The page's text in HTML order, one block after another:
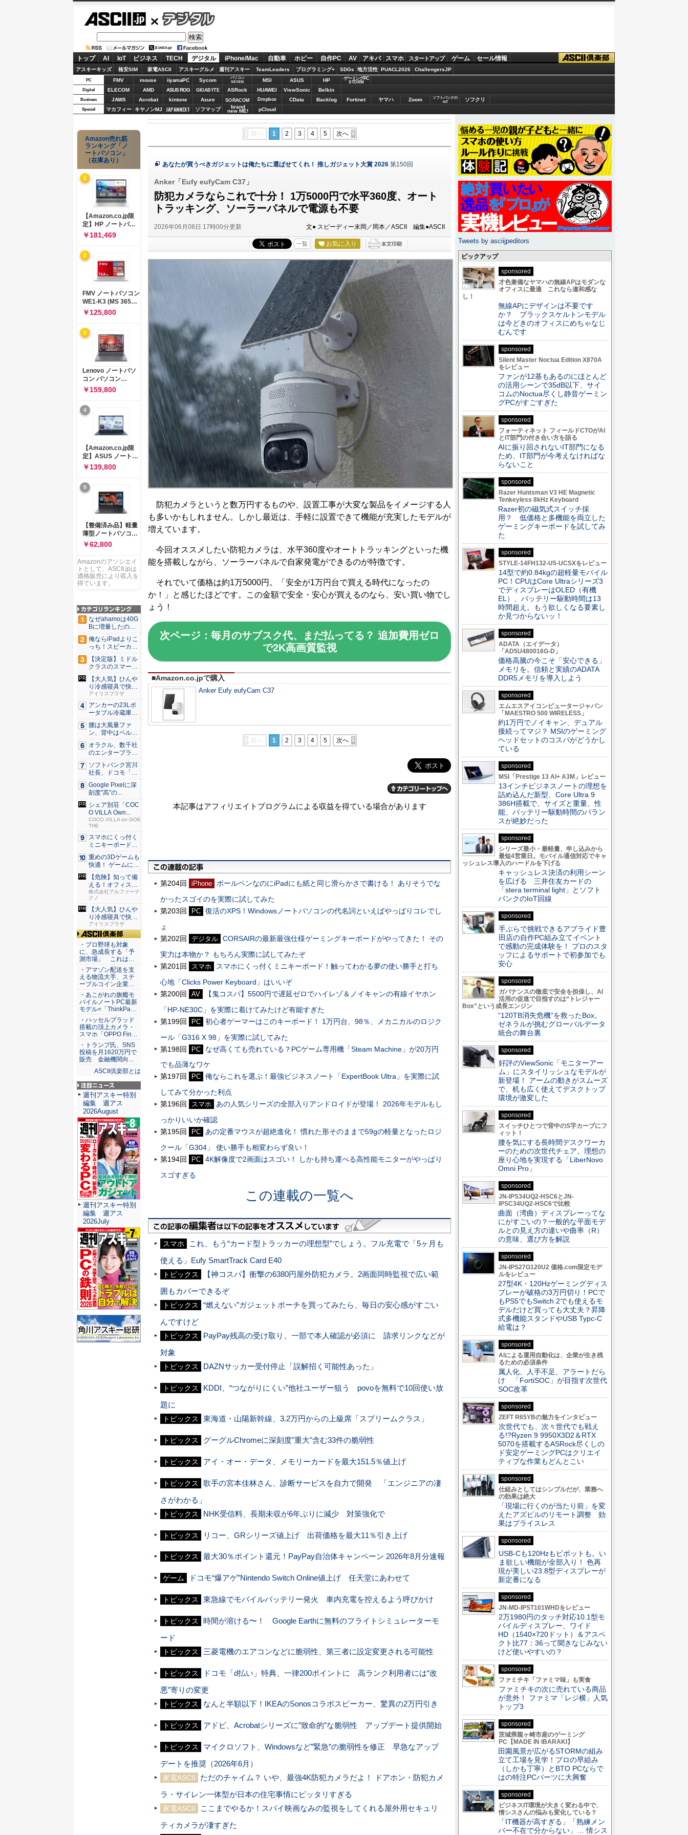
デジタル
トップ AI IoT ビジネス TECH デジタル iPhone/Mac 自動車 ホビー 自作PC AV アキバ スマホ スタートアップ ゲーム セール情報
アスキーキッズ 格安SIM 家電ASCII アスキーグルメ 週刊アスキー TeamLeaders プログラミング+ SDGs 地方活性 PUACL2026 ChallengersJP
PC FMV mouse iiyamaPC Sycom
パソコン
SEVEN
MSI ASUS HP ゲーミングPC
STORM
Digital ELECOM AMD ASUS ROG GIGABYTE ASRock HUAWEI ViewSonic Belkin
Business JAWS Acrobat kintone Azure SORACOM Dropbox CData Backlog Fortinet ヤマハ Zoom
ソフトバンクの
IoT
ソフクリ
Special マカフィー キヤノンMJ JAPANNEXT ソフマップ brand
new ME! pCloud
前へ 1 2 3 4 5 次へ
あなたが買うべきガジェットは俺たちに選ばせてくれ！ 推しガジェット大賞 2026 第150回
Anker「Eufy eufyCam C37」
防犯カメラならこれで十分！ 1万5000円で水平360度、オート
トラッキング、ソーラーパネルで電源も不要
2026年06月08日 17時00分更新 文● スピーディー末岡／岡本／ASCII 編集●ASCII
一覧 お気に入り
防犯カメラというと数万円するものや、設置工事が大変な製品をイメージする人
も多いかもしれません。しかし最近は、手軽に設置できて機能が充実したモデルが
増えています。
今回オススメしたい防犯カメラは、水平360度やオートトラッキングといった機
能を搭載しながら、ソーラーパネルで自家発電ができるのが特徴です。
それでいて価格は約1万5000円。「安全が1万円台で買える時代になったの
か！」と感じたほどです。この金額で安全・安心が買えるのなら、安い買い物でし
ょう！
次ページ：毎月のサブスク代、まだ払ってる？ 追加費用ゼロ
で2K高画質監視
■Amazon.co.jpで購入
Anker Eufy eufyCam C37
前へ 1 2 3 4 5 次へ
本記事はアフィリエイトプログラムによる収益を得ている場合があります
第204回 iPhone
ボールペンなのにiPadにも紙と同じ滑らかさで書ける！ ありそうでな
かったスゴイのを実際に試してみた
第203回
PC 復活のXPS！Windowsノートパソコンの代名詞といえばやっぱりコレでし
ょ
第202回
デジタル CORSAIRの最新最強仕様ゲーミングキーボードがやってきた！ その
実力は本物か？ もちろん実際に試してみたぞ
第201回
スマホ
スマホにくっ付くミニキーボード！触ってわかる夢の使い勝手と打ち
心地「Clicks Power Keyboard」はいいぞ
第200回
AV
【鬼コスパ】5500円で遅延ゼロでハイレゾ＆ノイキャンの有線イヤホン
「HP-NE30C」を実際に着けてみたけど有能すぎた
第199回
PC 初心者ゲーマーはこのキーボード！ 1万円台、98％、メカニカルのロジク
ール「G316 X 98」を実際に試してみた
第198回
PC
なぜ高くても売れている？PCゲーム専用機「Steam Machine」が20万円
でも品薄なワケ
第197回
PC 俺ならこれを選ぶ！最強ビジネスノート「ExpertBook Ultra」を実際に試
してみて分かった利点
第196回
スマホ
あの人気シリーズの全部入りアンドロイドが登場！ 2026年モデルもし
っかりいいか確認
第195回
PC あの定番マウスが超絶進化！ 慣れた形そのままで59gの軽量となったロジ
クール「G304」 使い勝手も相変わらず良い！
第194回
PC 4K解像度で2画面はスゴい！ しかも持ち運べる高性能モニターがやっぱり
スゴすぎる
この連載の一覧へ
スマホ
これ、もう“カード型トラッカーの理想型”でしょう。フル充電で「5ヶ月も
使える」Eufy SmartTrack Card E40
トピックス
【神コスパ】衝撃の6380円屋外防犯カメラ。2画面同時監視で広い範
囲もカバーできるぞ
トピックス
“燃えない”ガジェットポーチを買ってみたら、毎日の安心感がすごい
んですけど
トピックス
PayPay残高の受け取り、一部で本人確認が必須に 請求リンクなどが
対象
トピックス DAZNサッカー受付停止「誤解招く可能性あった」
トピックス
KDDI、“つながりにくい”他社ユーザー狙う povoを無料で10回使い放
題に
トピックス 東海道・山陽新幹線、3.2万円からの上級席「スプリームクラス」
トピックス グーグルChromeに深刻度"重大"含む33件の脆弱性
トピックス アイ・オー・データ、メモリーカードを最大151.5％値上げ
トピックス
歌手の宮本佳林さん、診断サービスを自力で開発 「エンジニアの凄
さがわかる」
トピックス NHK受信料、長期未収が6年ぶりに減少 対策強化で
トピックス リコー、GRシリーズ値上げ 出荷価格を最大11％引き上げ
トピックス 最大30％ポイント還元！PayPay自治体キャンペーン 2026年8月分速報
ゲーム ドコモ“爆アゲ”Nintendo Switch Online値上げ 任天堂にあわせて
トピックス 東急線でモバイルバッテリー発火 車内充電を控えるよう呼びかけ
トピックス
時間が溶ける〜！ Google Earthに無料のフライトシミュレーターモ
ード
トピックス 三菱電機のエアコンなどに脆弱性、第三者に設定変更される可能性
トピックス
ドコモ「d払い」特典、一律200ポイントに 高ランク利用者には“改
悪”寄りの変更
トピックス なんと半額以下！IKEAのSonosコラボスピーカー、驚異の2万円引き
トピックス アドビ、Acrobatシリーズに”致命的”な脆弱性 アップデート提供開始
トピックス
マイクロソフト、Windowsなど”緊急”の脆弱性を修正 早急なアップ
デートを推奨（2026年6月）
家電ASCII
ただのチャイム？ いや、最強4K防犯カメラだよ！ ドアホン・防犯カメ
ラ・サイレン一体型が日本の住宅事情にピッタリすぎる
家電ASCII
ここまでやるか！スパイ映画なみの監視をしてくれる屋外用セキュリ
ティカメラが凄すぎた
Amazon売れ筋
ランキング「ノ
ートパソコン」
（在庫あり）
1
【Amazon.co.jp限
定】HP ノートパソ
コン 15-fd 15.6イン
チ インテル Core 5
120U メモリ16GB
SSD512GB
Windows 11
Microsoft Office
2024搭載 WPS
Office搭載 カメラシ
ャッター 指紋認証 薄
型 Copilotキー搭載
ナチュラルシルバー
￥181,469
2
FMV ノートパソコン
WE1-K3 (MS 365
Personal/Copilotキ
ー搭載/Win 11/15.6
型/Core
i5/16GB/SSD
512GB/ホワイト)
FMVWK3E15W_AZ
￥125,800
3
Lenovo ノートパソ
コン パソコン
IdeaPad Slim 3 14.0
インチ AMD
Ryzen™ 5 8640HS
メモリ16GB
SSD512GB
Microsoft 365 試用
版 Windows11 バッ
テリー駆動12.6時間
重量1.39kg ルナグレ
ー 83K9003JJP ノー
トPC
￥159,800
4
【Amazon.co.jp限
定】ASUS ノートパ
ソコン Vivobook 15
M1502NAQ 15.6イ
ンチ AMD Ryzen 7
170 メモリ16GB
SSD 512GB
Microsoft 365
Personal (24か月版)
搭載 Windows 11 重
量1.7kg Wi-Fi 6E ク
ワイエットブルー
M1502NAQ-
￥139,800
5
【整備済み品】軽量
薄型ノートパソコン
dynabook G83 ■
13.3型
FHD(1920x1080) -
高性能第11世代Core
i5-1135G7 - メモリ
16GB - SSD 256GB
USB Type-C - MS
Office 2021 - Win11
搭載
￥62,800
Amazonのアソシエイ
トとして、ASCII.jpは
適格販売により収入を
得ています。
なぜahamoは40G
Bに増量したの
か ...
俺ならiPadよりこ
っち！スピーカー
9個...
【決定版】ミドル
クラスのスマート
フォンの...
【大人気】ひんや
り冷感寝具で快適
な睡眠を...
アイリスプラザ
アンカーの23Lポ
ータブル冷蔵庫が
Ama...
腰は大風量ファ
ン、背中はペルチ
ェ冷却。ダ...
オラクル、数千社
のエンタープライ
ズ・アプ...
ソフトバンク宮川
社長、ドコモ「ah
amo...
Google Pixelに深
刻度"高"の...
シェア別荘「COC
O VILLA Own...
COCO VILLA on GOE
THE
スマホにくっ付く
ミニキーボード！
触ってわ...
重めの3Dゲームも
快適！ ゲームに強
いH...
【危険】知って備
える！オフィスの
セキュリ...
株式会社アルファーテ
クノ
【大人気】ひんや
り冷感寝具で快適
な睡眠を...
アイリスプラザ
ASCII倶楽部
・プロ野球も対象
に、急成長する「予
測市場」 これは…
・アマゾン配送を支
える物流大手、ステ
ーブルコイン企業…
・あこがれの旗艦モ
バイルノートPC最新
モデル=「ThinkPa…
・ハッセルブラッド
搭載の頂上カメラ・
スマホ「OPPO Fin…
・トランプ氏、SNS
投稿を月1620万円で
販売 金融機関向…
ASCII倶楽部とは
注目ニュース
週刊アスキー特別
編集 週アス
2026August
週刊アスキー特別
編集 週アス
2026July
Tweets by asciijpeditors
ピックアップ
sponsored
才色兼備なヤマハの無線APはモダンな
オフィスに最適 これなら違和感な
し！
無線APにデザインは不要です
か？ ブラックスケルトンモデル
は今どきのオフィスにめちゃなじ
むんです
sponsored
Silent Master Noctua Edition X870A
をレビュー
ファンが12基もあるのにほとんど
の活用シーンで35dB以下、サイ
コムのNoctua尽くし静音ゲーミン
グPCがすごすぎた
sponsored
フォーティネット フィールドCTOがAI
とIT部門の付き合い方を語る
AIに振り回されないIT部門になる
ため、IT部門が今考えなければな
らないこと
sponsored
Razer Huntsman V3 HE Magnetic
Tenkeyless 8kHz Keyboard
Razer初の磁気式スイッチ採
用？ 低価格と多機能を両立した
ゲーミングキーボードを試してみ
た
sponsored
STYLE-14FH132-U5-UCSXをレビュー
14型で約0.84kgの超軽量モバイル
PC！CPUはCore Ultraシリーズ3
でディスプレーはOLED（有機
EL）、バッテリー駆動時間は13
時間超え。もう欲しくなる要素し
か見つからないッ！
sponsored
ADATA（エイデータ）
「AD5U480016G-D」
価格高騰の今こそ「安心できる」
メモリを。信頼と実績のADATA
DDR5メモリを導入しよう
sponsored
エムエスアイコンピュータージャパン
「MAESTRO 500 WIRELESS」
約1万円でノイキャン、デュアル
接続ってマジ？ MSIのゲーミング
ヘッドセットのコスパがどうかし
ている
sponsored
MSI「Prestige 13 AI+ A3M」レビュー
13インチビジネスノートの理想を
詰め込んだ新型、Core Ultra 9
386H搭載で、サイズと重量、性
能、バッテリー駆動時間のバラン
スが絶妙だった
sponsored
シリーズ最小・最軽量、申し込みから
最短4営業日。モバイル通信対応でキャ
ッシュレス導入のハードルを下げる
キャッシュレス決済の利用シーン
を広げる 三井住友カードの
「stera terminal light」とソフト
バンクのIoT回線
sponsored
手ぶらで挑戦できるアプライド豊
田店の自作PC組み立てイベント
で感動の完成体験を！ プロのスタ
ッフによるサポートで初参加でも
安心
sponsored
ガバナンスの徹底で安全を担保し、AI
活用の促進で目指すのは“トレジャー
Box”という成長エンジン
“120TB消失危機”を救ったBox。
ゼネラルが挑むグローバルデータ
統合の舞台裏
sponsored
好評のViewSonic「モニターアー
ム」にスタイリッシュなモデルが
新登場！ アームの動きがスムーズ
で、机も広く使えてデスクトップ
環境が激変した
sponsored
スイッチひとつで背中のS字カーブにフ
ィット！
腰を気にする長時間デスクワーカ
ーのための次世代チェア。理想の
座り心地を実現する「LiberNovo
Omni Pro」
sponsored
JN-IPS34UQ2-HSC6とJN-
IPSC34UQ2-HSC6で比較
曲面（湾曲）ディスプレーってな
にがすごいの？一般的な平面モデ
ルとの見え方の違いや曲率（R）
の意味、選び方を解説
sponsored
JN-IPS27G120U2 価格.com限定モデ
ルをレビュー
27型4K・120Hzゲーミングディス
プレーが破格の3万円切り！PCで
もPS5でもSwitch 2でも使えるモ
デルだけど買っても大丈夫？昇降
式多機能スタンドやUSB Typc-C
給電は？
sponsored
AIによる運用自動化は、企業が生き残
るための必須条件
属人化、人手不足、アラートだら
け 「FortiSOC」が目指す次世代
SOC改革
sponsored
ZEFT R65YBの魅力をインタビュー
次世代でも、次々世代でも戦え
る!?Ryzen 9 9950X3D2＆RTX
5070を搭載するASRock尽くしの
ド安定ゲーミングPCはクリエイ
ティブな作業もどんとこい
sponsored
仕組みとしてはシンプルだが、業務へ
の効果は絶大
「現場に行くのが当たり前」を変
えたアズビルのリモート調整 効
果はプライスレス
sponsored
USB-Cも120Hzもピボットも。い
ま欲しい機能が全部入り！ 色再
現が美しい23.8型ディスプレーが
新定番になる
sponsored
JN-MD-IPST101WHDをレビュー
2万1980円のタッチ対応10.1型モ
バイルディスプレー、ワイド
HD（1540×720ドット）＆アスペ
クト比77：36って聞きなじみない
けど使いやすいの？
sponsored
ファミチキ「ファミマ味」も実食
ファミチキの次に売れている商品
が意外！ ファミマ「レジ横」人気
トップ3
sponsored
茨城県龍ヶ崎市産のゲーミング
PC【MADE IN IBARAKI】
田園風景が広がるSTORMの組み
立て工場を見学！プロの早組み
（しかも丁寧）とBTO PCならで
はの特注PCパーツに大興奮
sponsored
ビジネスIT環境が大きく変わる中で、
情シスさんの悩みも変化している？
「IT機器が高すぎる」「熟練メン
バー不在で分からない」… 情シス